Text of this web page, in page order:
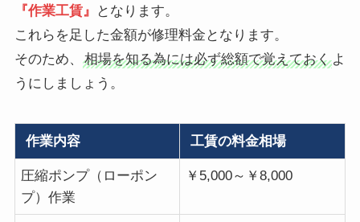
『作業工賃』
となります。
これらを足した金額が修理料金となります。
そのため、
相場を知る為には必ず総額で覚えておくよ
うにしましょう。
作業内容 工賃の料金相場
圧縮ポンプ（ローポン
プ）作業
￥5,000～￥8,000